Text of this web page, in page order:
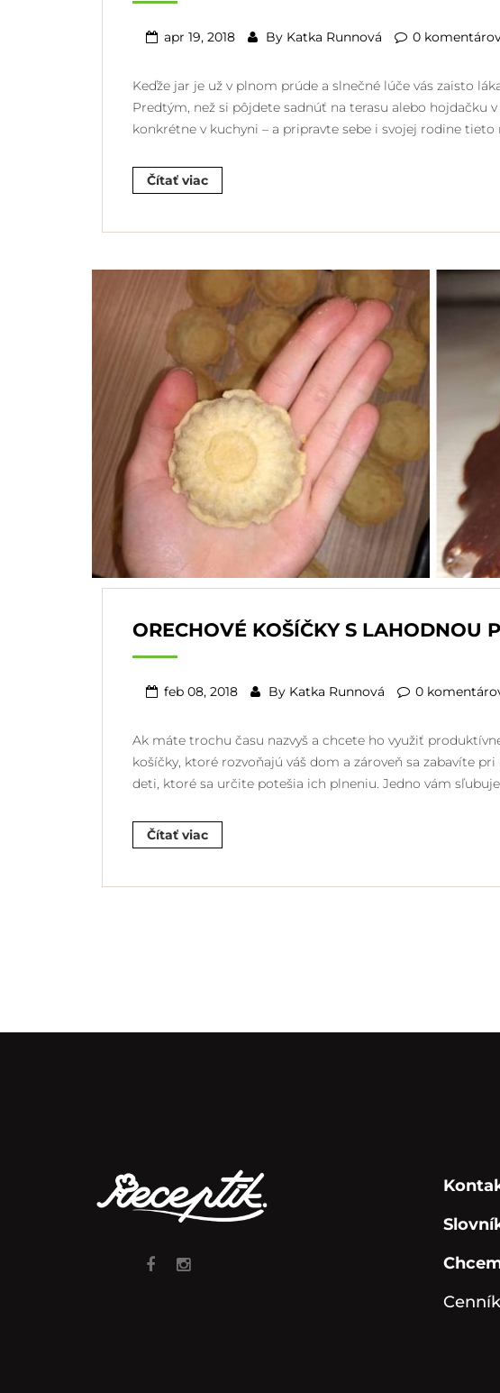
apr 19, 2018 By Katka Runnová 0
Keďže jar je už v plnom prúde a slnečné lúče vás zaisto
Predtým, než si pôjdete sadnúť na terasu alebo hojdačku
konkrétne v kuchyni – a pripravte sebe i svojej rodine
Čítať viac
ORECHOVÉ KOŠÍČKY S LAHODNOU
feb 08, 2018 By Katka Runnová 0
Ak máte trochu času nazvyš a chcete ho využiť
košíčky, ktoré rozvoňajú váš dom a zároveň sa zabavíte
deti, ktoré sa určite potešia ich plneniu. Jedno vám
Čítať viac
Cenník